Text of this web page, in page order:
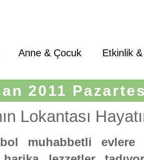
Anne & Çocuk Etkinlik
2011
Lokantası
muhabbetli evlere